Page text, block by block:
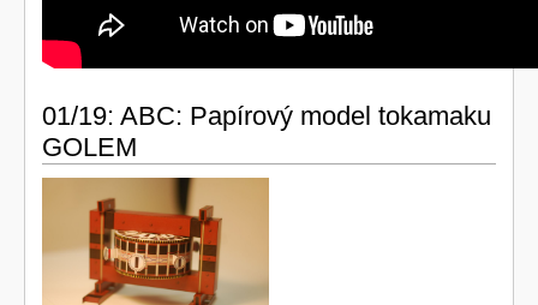
01/19: ABC: Papírový model tokamaku
GOLEM